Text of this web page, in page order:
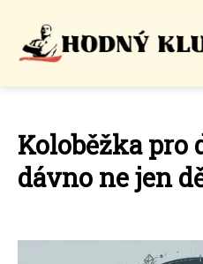
Koloběžka pro
dávno ne jen